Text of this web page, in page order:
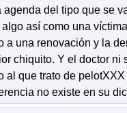
del tipo que se
así como una
a una renovación y la
chiquito. Y el doctor ni
al que trato de
no existe en su